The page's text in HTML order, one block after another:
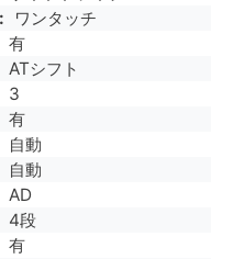
ワンタッチ
有
ATシフト
3
有
自動
自動
AD
4段
有